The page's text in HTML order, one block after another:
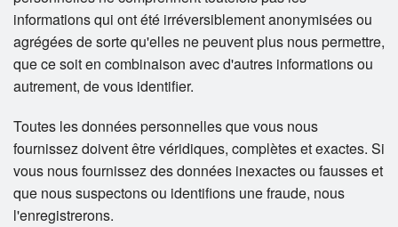
informations qui ont été irréversiblement anonymisées ou
agrégées de sorte qu'elles ne peuvent plus nous permettre,
que ce soit en combinaison avec d'autres informations ou
autrement, de vous identifier.
Toutes les données personnelles que vous nous
fournissez doivent être véridiques, complètes et exactes. Si
vous nous fournissez des données inexactes ou fausses et
que nous suspectons ou identifions une fraude, nous
l'enregistrerons.